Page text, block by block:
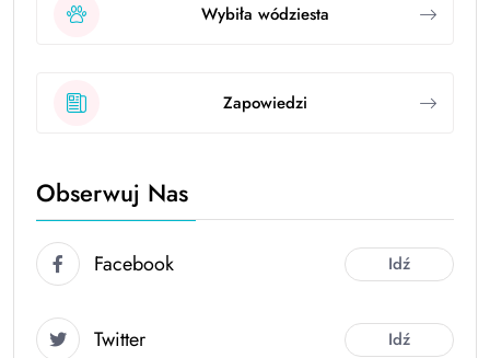
Wybiła wódziesta
Zapowiedzi
Obserwuj Nas
Facebook Idź
Twitter Idź